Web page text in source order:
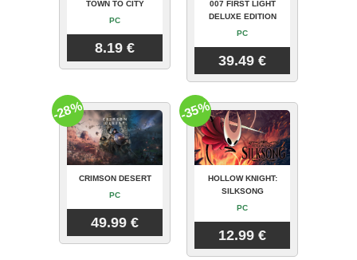
TOWN TO CITY
PC
8.19 €
007 FIRST LIGHT
DELUXE EDITION
PC
39.49 €
CRIMSON DESERT
PC
49.99 €
-28%
HOLLOW KNIGHT:
SILKSONG
PC
12.99 €
-35%